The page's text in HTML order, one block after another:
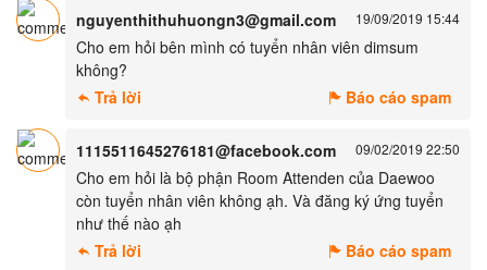
nguyenthithuhuongn3@gmail.com 19/09/2019 15:44
Cho em hỏi bên mình có tuyển nhân viên dimsum
không?
Trả lời
Báo cáo spam
1115511645276181@facebook.com 09/02/2019 22:50
Cho em hỏi là bộ phận Room Attenden của Daewoo
còn tuyển nhân viên không ạh. Và đăng ký ứng tuyển
như thế nào ạh
Trả lời
Báo cáo spam